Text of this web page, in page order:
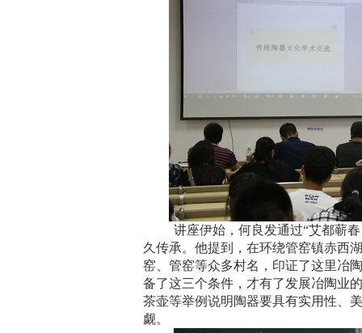
讲座伊始，何良发通过“艾都蕲
久传承。他提到，在环绕管窑镇赤西
窑、管窑等众多村名，印证了这里冶
备了这三个条件，才有了发展冶陶业
茶壶等举例说明陶器要具有实用性、
觑。